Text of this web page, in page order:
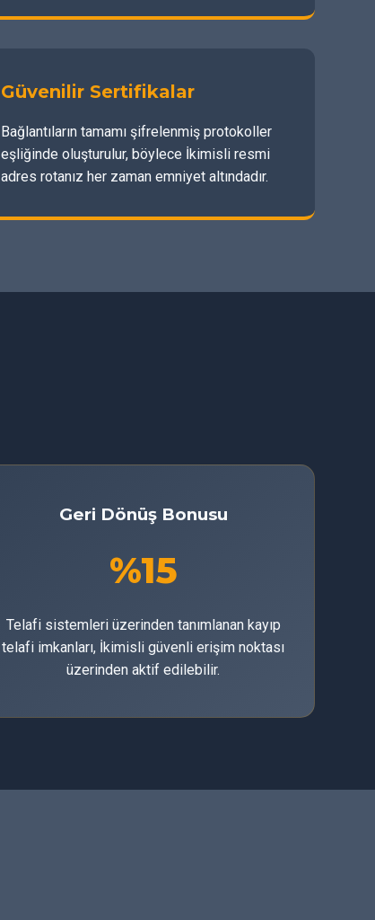
Güvenilir Sertifikalar
Bağlantıların tamamı şifrelenmiş protokoller
eşliğinde oluşturulur, böylece İkimisli resmi
adres rotanız her zaman emniyet altındadır.
Geri Dönüş Bonusu
%15
Telafi sistemleri üzerinden tanımlanan kayıp
telafi imkanları, İkimisli güvenli erişim noktası
üzerinden aktif edilebilir.